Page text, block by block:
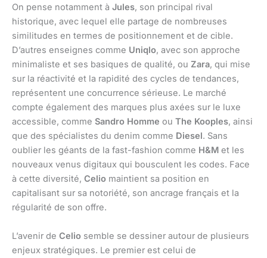
On pense notamment à Jules, son principal rival
historique, avec lequel elle partage de nombreuses
similitudes en termes de positionnement et de cible.
D’autres enseignes comme Uniqlo, avec son approche
minimaliste et ses basiques de qualité, ou Zara, qui mise
sur la réactivité et la rapidité des cycles de tendances,
représentent une concurrence sérieuse. Le marché
compte également des marques plus axées sur le luxe
accessible, comme Sandro Homme ou The Kooples, ainsi
que des spécialistes du denim comme Diesel. Sans
oublier les géants de la fast-fashion comme H&M et les
nouveaux venus digitaux qui bousculent les codes. Face
à cette diversité, Celio maintient sa position en
capitalisant sur sa notoriété, son ancrage français et la
régularité de son offre.
L’avenir de Celio semble se dessiner autour de plusieurs
enjeux stratégiques. Le premier est celui de